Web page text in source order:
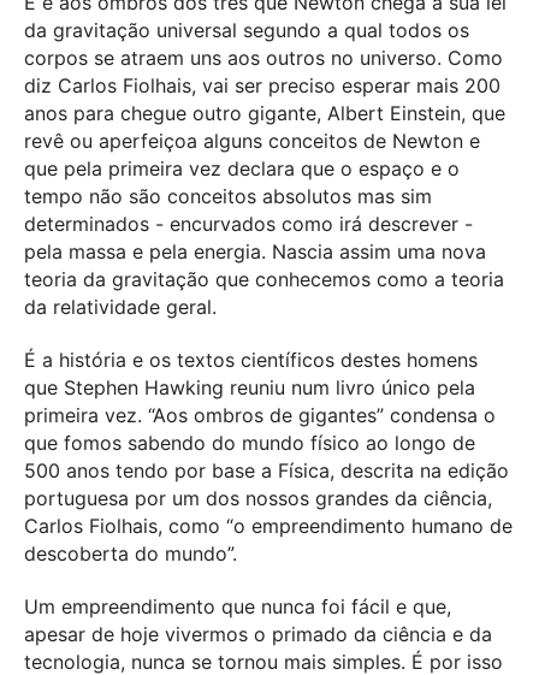
da gravitação universal segundo a qual todos os
corpos se atraem uns aos outros no universo. Como
diz Carlos Fiolhais, vai ser preciso esperar mais 200
anos para chegue outro gigante, Albert Einstein, que
revê ou aperfeiçoa alguns conceitos de Newton e
que pela primeira vez declara que o espaço e o
tempo não são conceitos absolutos mas sim
determinados - encurvados como irá descrever -
pela massa e pela energia. Nascia assim uma nova
teoria da gravitação que conhecemos como a teoria
da relatividade geral.
É a história e os textos científicos destes homens
que Stephen Hawking reuniu num livro único pela
primeira vez. “Aos ombros de gigantes” condensa o
que fomos sabendo do mundo físico ao longo de
500 anos tendo por base a Física, descrita na edição
portuguesa por um dos nossos grandes da ciência,
Carlos Fiolhais, como “o empreendimento humano de
descoberta do mundo”.
Um empreendimento que nunca foi fácil e que,
apesar de hoje vivermos o primado da ciência e da
tecnologia, nunca se tornou mais simples. É por isso